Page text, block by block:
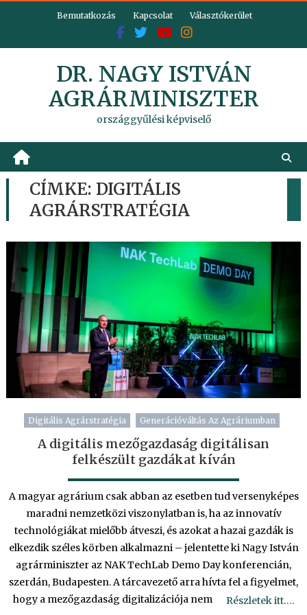
Bemutatkozás Kapcsolat Választókerület
DR. NAGY ISTVÁN
AGRÁRMINISZTER
országgyűlési képviselő
CÍMKE: DIGITÁLIS
AGRÁRSTRATÉGIA
Digitális Agrárstratégia Generációváltás Az Agráriumban
A digitális mezőgazdaság digitálisan
felkészült gazdákat kíván
A magyar agrárium csak abban az esetben tud versenyképes
maradni nemzetközi viszonylatban is, ha az innovatív
technológiákat mielőbb átveszi, és azokat a hazai gazdák is
elkezdik széles körben alkalmazni – jelentette ki Nagy István
agrárminiszter az NAK TechLab Demo Day konferencián,
szerdán, Budapesten. A tárcavezető arra hívta fel a figyelmet,
hogy a mezőgazdaság digitalizációja nem
Részletek itt….